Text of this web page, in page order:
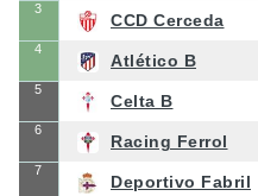
3
CCD Cerceda
4
Atlético B
5
Celta B
6
Racing Ferrol
7
Deportivo Fabril